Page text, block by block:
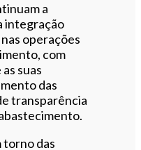
a
integração
operações
com
suas
das
transparência
torno das